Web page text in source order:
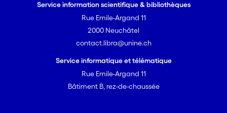
Service information scientifique & bibliothèques
Rue Emile-Argand 11
2000 Neuchâtel
contact.libra@unine.ch
Service informatique et télématique
Rue Emile-Argand 11
Bâtiment B, rez-de-chaussée